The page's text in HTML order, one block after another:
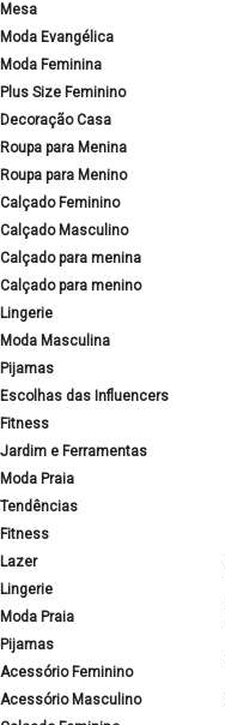
Mesa
Moda Evangélica
Moda Feminina
Plus Size Feminino
Decoração Casa
Roupa para Menina
Roupa para Menino
Calçado Feminino
Calçado Masculino
Calçado para menina
Calçado para menino
Lingerie
Moda Masculina
Pijamas
Escolhas das Influencers
Fitness
Jardim e Ferramentas
Moda Praia
Tendências
Fitness
Lazer
Lingerie
Moda Praia
Pijamas
Acessório Feminino
Acessório Masculino